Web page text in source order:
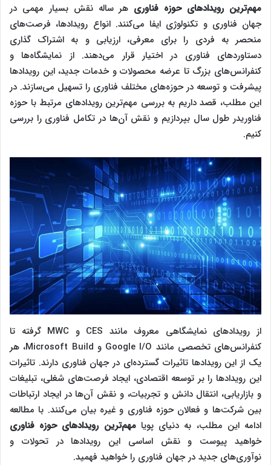
مهم‌ترین رویدادهای حوزه فناوری هر ساله نقش بسیار مهمی در
جهان فناوری و تکنولوژی ایفا می‌کنند. انواع رویدادها، فرصت‌های
منحصر به فردی را برای معرفی، ارزیابی و به اشتراک گذاری
دستاوردهای فناوری در اختیار قرار می‌دهند. از نمایشگاه‌ها و
کنفرانس‌های بزرگ تا عرضه محصولات و خدمات جدید، این رویدادها
پیشرفت و توسعه در حوزه‌های مختلف فناوری را تسهیل می‌سازند. در
این مطلب، قصد داریم به بررسی مهم‌ترین رویدادهای مرتبط با حوزه
فناوریدر طول سال بپردازیم و نقش آن‌ها در تکامل فناوری را بررسی
کنیم.
از رویدادهای نمایشگاهی معروف مانند CES و MWC گرفته تا
کنفرانس‌های تخصصی مانند Google I/O و Microsoft Build، هر
یک از این رویدادها تاثیرات گسترده‌ای در جهان فناوری دارند. تاثیرات
این رویدادها را بر توسعه اقتصادی، ایجاد فرصت‌های شغلی، تبلیغات
و بازاریابی، انتقال دانش و تجربیات، و نقش آن‌ها در ایجاد ارتباطات
بین شرکت‌ها و فعالان حوزه فناوری و غیره بیان می‌کنند. با مطالعه
ادامه این مطلب، به دنیای پویامهم‌ترین رویدادهای حوزه فناوری
خواهید پیوست و نقش اساسی این رویدادها در تحولات و
نوآوری‌های جدید در جهان فناوری را خواهید فهمید.